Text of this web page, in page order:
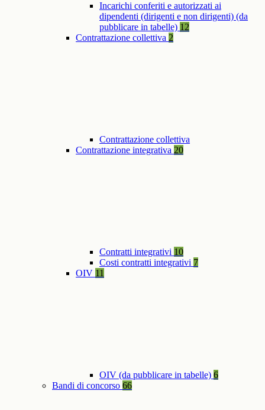
Incarichi conferiti e autorizzati ai
dipendenti (dirigenti e non dirigenti) (da
pubblicare in tabelle) 12
Contrattazione collettiva 2
Contrattazione collettiva
Contrattazione integrativa 20
Contratti integrativi 10
Costi contratti integrativi 7
OIV 11
OIV (da pubblicare in tabelle) 6
Bandi di concorso 66